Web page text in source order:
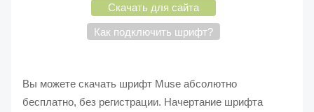
Скачать для сайта
Как подключить шрифт?
Вы можете скачать шрифт Muse абсолютно
бесплатно, без регистрации. Начертание шрифта